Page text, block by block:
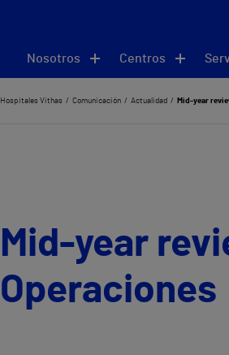
Nosotros Centros
Hospitales Vithas Comunicación Actualidad Mid-year
Mid-year
Operaciones